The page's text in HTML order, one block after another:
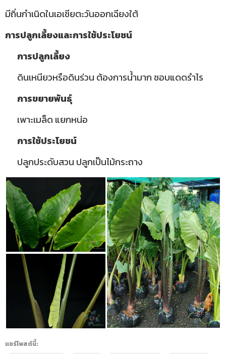
มีถิ่นกำเนิดในเอเชียตะวันออกเฉียงใต้
การปลูกเลี้ยงและการใช้ประโยชน์
การปลูกเลี้ยง
ดินเหนียวหรือดินร่วน ต้องการน้ำมาก ชอบแดดรำไร
การขยายพันธุ์
เพาะเมล็ด แยกหน่อ
การใช้ประโยชน์
ปลูกประดับสวน ปลูกเป็นไม้กระถาง
แชร์โพสต์นี้: